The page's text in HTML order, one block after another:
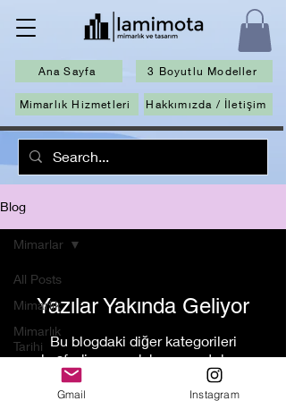
Ana Sayfa 3 Boyutlu Modeller
Mimarlık Hizmetleri Hakkımızda / İletişim
Blog
All Posts
Mimarlık
Mimarlık
Tarihi
Mimarlar
Yazılar Yakında Geliyor
Bu blogdaki diğer kategorileri
keşfedin veya daha sonra tekrar
Gmail Instagram